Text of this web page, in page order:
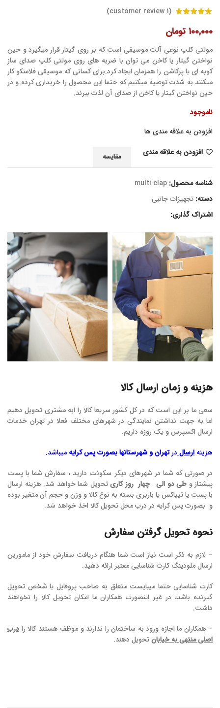
(
1
100,000 تومان
مولتی کلپ نوعی آلت موسیقی است که بر روی گیتار قرار میگیرد و حین
نواختن گیتار یا کاخن می توان با ضربه های روی مولتی کلپ صدای ساز
کوبه ای یا پرکاشن را همزمان ایجاد کرد.برای کسانی که موسیقی فلامنکو کار
میکنند به شدت توصیه میکنیم که حتما این محصول را خریداری کرده و در
حین نواختن گیتار یا کاخن از صدای آن لذت ببرند.
ناموجود
افزودن به علاقه مندی ها
افزودن به علاقه مندی
مقایسه
شناسه محصول: multi clap
دسته: تجهیزات جانبی
اشتراک گذاری:
هزینه و زمان ارسال کالا
سعی ما بر این است که در کل کشور سریعا کالا را ابه مشتری تحویل دهیم
اما به جهت نداشتن نمایندگی در شهرهای مختلف فعلا در تهران خدمات
ارسال اکسپرس و یک روزه داریم.
هزینه ارسالدرتهران و شهرستانها بصورت پس کرایه میباشد.
در صورتی که شما در شهرهای دیگر سکونت دارید ، سفارش شما با پست
پیشتاز و طی دو الی چهار روز کاریتحویل شما خواهد شد. هزینه ارسال
با پست یا تیپاکس یا باربری بسته به نوع کالا و وزن و حجم آن متغیر بوده
و بصورت پس کرایه در درب محل تحویل کالا اخذ خواهد شد.
نحوه تحویل گرفتن سفارش
– لازم به ذکر است نیاز است شما هنگام دریافت سفارش خود از مامورین
ارسال ملودینگ کارت شناسایی معتبر ارائه دهید.
کارت شناسایی حتما میبایست متعلق به صاحب پروفایل یا شخص تحویل
گیرنده باشد، در غیر اینصورت همکاران ما امکان تحویل کالا را نخواهند
داشت.
– همکاران ما اجازه ورود به ساختمان را ندارند و موظف هستند کالا را درب
اصلی منتهی به خیابانتحویل دهند.